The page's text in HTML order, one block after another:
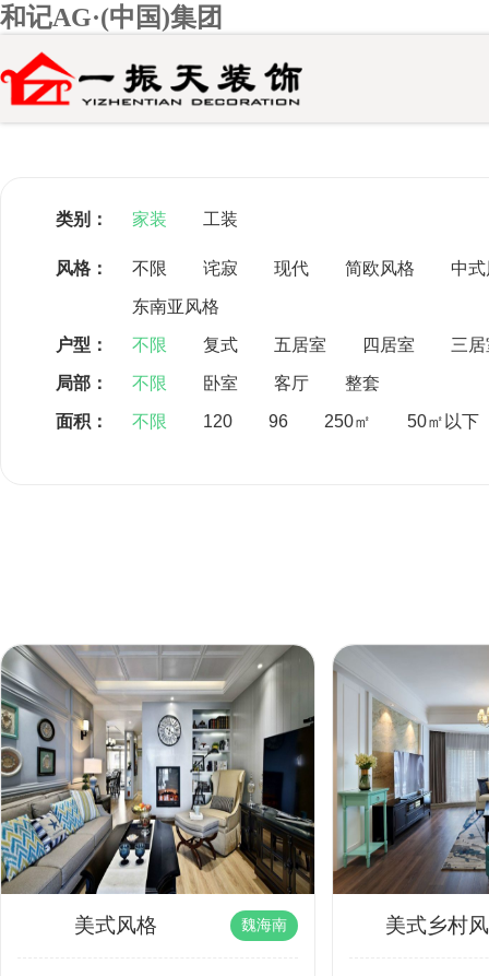
和记AG·(中国)集团
类别： 家装 工装
风格： 不限 诧寂 现代 简欧风格 中
东南亚风格
户型： 不限 复式 五居室 四居室 三
局部： 不限 卧室 客厅 整套
面积： 不限 120 96 250㎡ 50㎡以下
美式风格 魏海南 美式乡村
你家的装修预算 99552